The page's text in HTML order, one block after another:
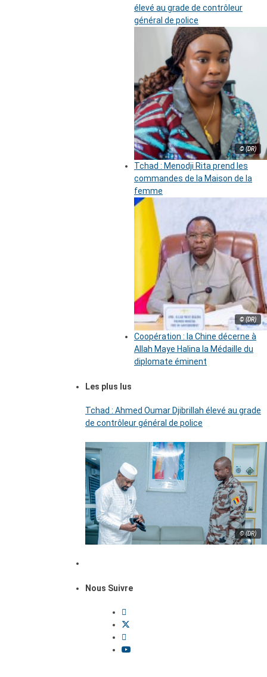
élevé au grade de contrôleur
général de police
© (DR)
Tchad : Menodji Rita prend les
commandes de la Maison de la
femme
© (DR)
Coopération : la Chine décerne à
Allah Maye Halina la Médaille du
diplomate éminent
Les plus lus
Tchad : Ahmed Oumar Djibrillah élevé au grade
de contrôleur général de police
© (DR)
Nous Suivre